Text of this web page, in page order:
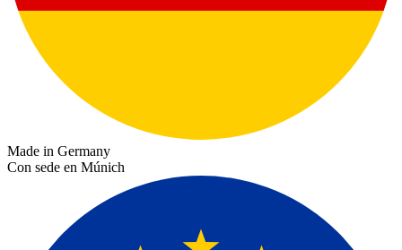
Made in Germany
Con sede en Múnich